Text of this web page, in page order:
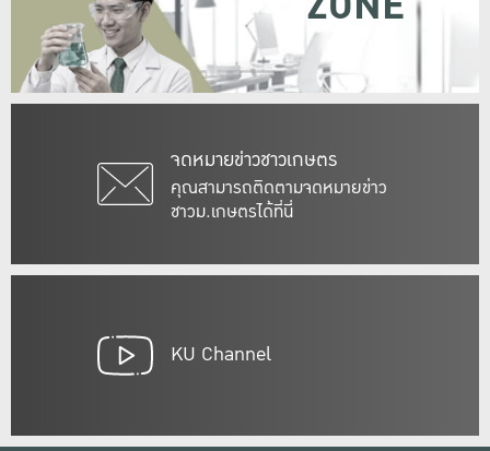
จดหมายข่าวชาวเกษตร
คุณสามารถติดตามจดหมายข่าว
ชาวม.เกษตรได้ที่นี่
KU Channel